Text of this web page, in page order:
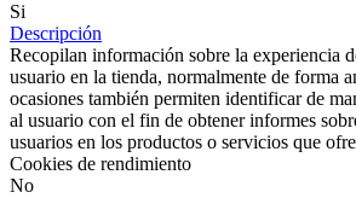
Si
Descripción
Recopilan información sobre la experiencia
usuario en la tienda, normalmente de forma
ocasiones también permiten identificar de
al usuario con el fin de obtener informes
usuarios en los productos o servicios que
Cookies de rendimiento
No